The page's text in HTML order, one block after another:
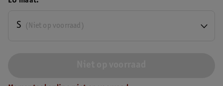
(Niet op voorraad)
S